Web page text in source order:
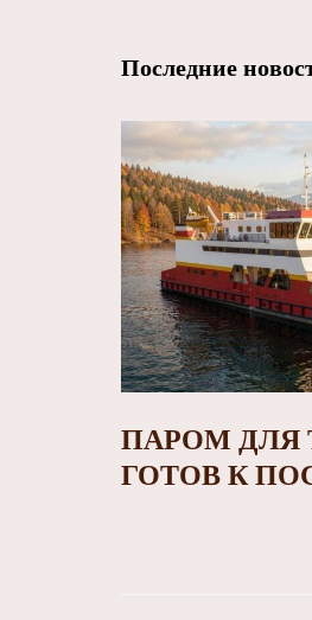
Последние
ПАРОМ ДЛЯ
ГОТОВ К